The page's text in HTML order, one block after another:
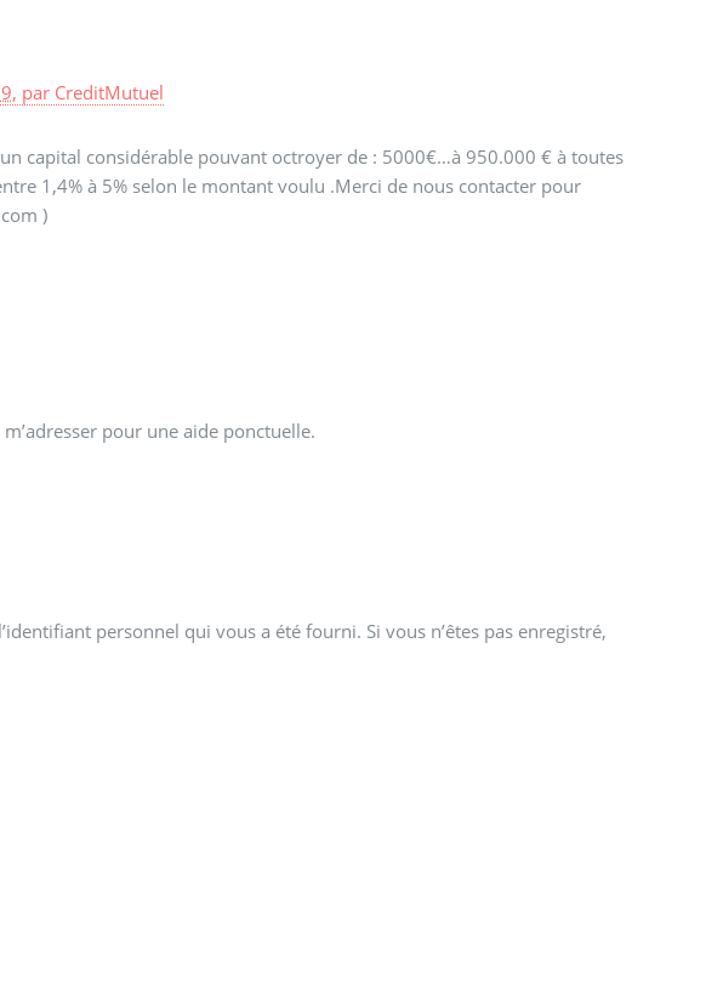
, par CreditMutuel
capital considérable pouvant octroyer de : 5000€…à 950.000 € à toutes
1,4% à 5% selon le montant voulu .Merci de nous contacter pour
)
pour une aide ponctuelle.
personnel qui vous a été fourni. Si vous n’êtes pas enregistré,